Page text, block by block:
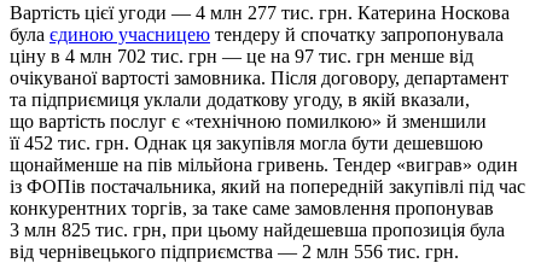
Вартість цієї угоди — 4 млн 277 тис. грн. Катерина Носкова
була єдиною учасницею тендеру й спочатку запропонувала
ціну в 4 млн 702 тис. грн — це на 97 тис. грн менше від
очікуваної вартості замовника. Після договору, департамент
та підприємиця уклали додаткову угоду, в якій вказали,
що вартість послуг є «технічною помилкою» й зменшили
її 452 тис. грн. Однак ця закупівля могла бути дешевшою
щонайменше на пів мільйона гривень. Тендер «виграв» один
із ФОПів постачальника, який на попередній закупівлі під час
конкурентних торгів, за таке саме замовлення пропонував
3 млн 825 тис. грн, при цьому найдешевша пропозиція була
від чернівецького підприємства — 2 млн 556 тис. грн.